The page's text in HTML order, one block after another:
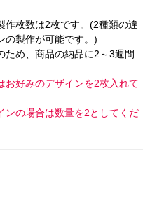
作枚数は2枚です。(2種類の違
の製作が可能です。)
ため、商品の納品に2～3週間
お好みのデザインを2枚入れて
ンの場合は数量を2としてくだ